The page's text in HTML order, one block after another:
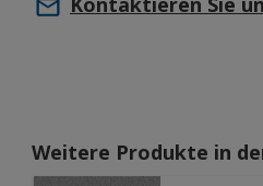
Weitere Produkte in